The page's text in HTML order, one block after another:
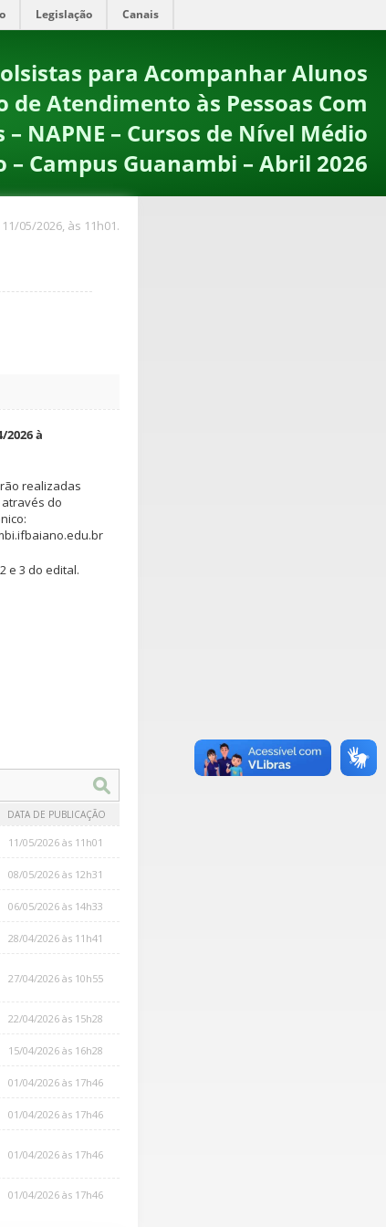
Legislação Canais
para Acompanhar Alunos
de Atendimento às Pessoas Com
NAPNE – Cursos de Nível Médio
– Campus Guanambi – Abril 2026
05/2026, às 11h01.
2026 à
realizadas
do
e 3 do edital.
DATA DE PUBLICAÇÃO
11/05/2026 às 11h01
08/05/2026 às 12h31
06/05/2026 às 14h33
28/04/2026 às 11h41
27/04/2026 às 10h55
22/04/2026 às 15h28
15/04/2026 às 16h28
01/04/2026 às 17h46
01/04/2026 às 17h46
01/04/2026 às 17h46
01/04/2026 às 17h46